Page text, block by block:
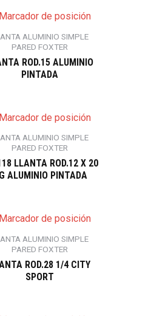
ALUMINIO SIMPLE
PARED FOXTER
ROD.15 ALUMINIO
PINTADA
ALUMINIO SIMPLE
PARED FOXTER
LLANTA ROD.12 X 20
ALUMINIO PINTADA
ALUMINIO SIMPLE
PARED FOXTER
ROD.28 1/4 CITY
SPORT